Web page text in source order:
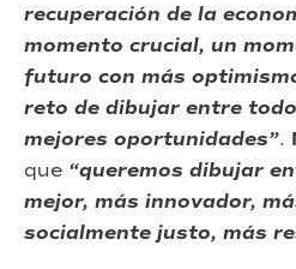
recuperación de la
momento crucial, un
futuro con más
reto de dibujar entre
mejores oportunidades”.
que “queremos dibujar
mejor, más innovador,
socialmente justo, más